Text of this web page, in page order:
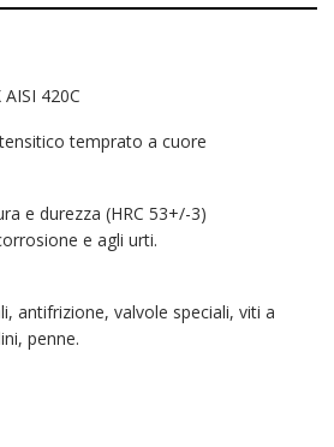
AISI 420C
temprato a cuore
e durezza (HRC 53+/-3)
e agli urti.
antifrizione, valvole speciali, viti a
penne.